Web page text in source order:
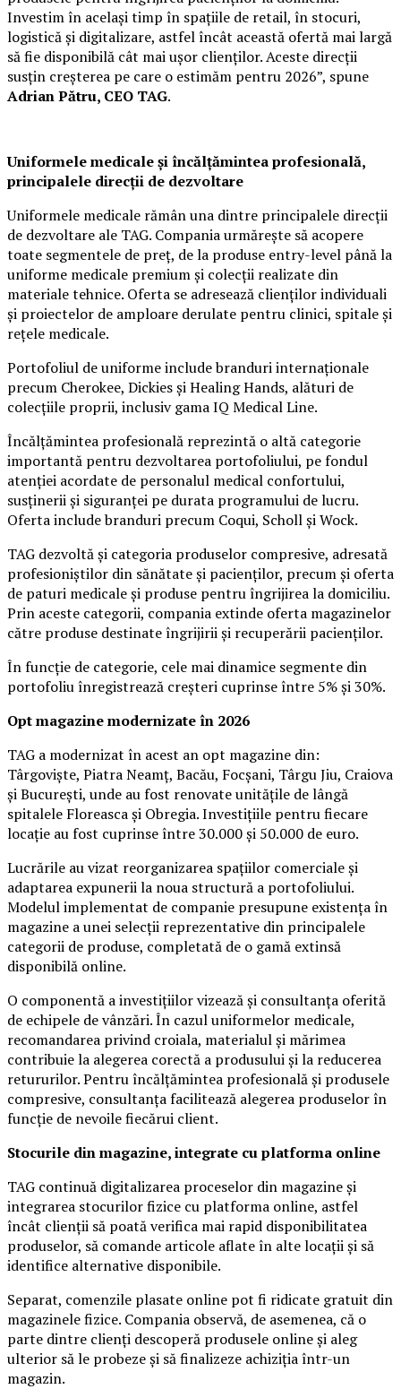
Investim în același timp în spațiile de retail, în stocuri,
logistică și digitalizare, astfel încât această ofertă mai largă
să fie disponibilă cât mai ușor clienților. Aceste direcții
susțin creșterea pe care o estimăm pentru 2026”, spune
Adrian Pătru, CEO TAG.
Uniformele medicale și încălțămintea profesională,
principalele direcții de dezvoltare
Uniformele medicale rămân una dintre principalele direcții
de dezvoltare ale TAG. Compania urmărește să acopere
toate segmentele de preț, de la produse entry-level până la
uniforme medicale premium și colecții realizate din
materiale tehnice. Oferta se adresează clienților individuali
și proiectelor de amploare derulate pentru clinici, spitale și
rețele medicale.
Portofoliul de uniforme include branduri internaționale
precum Cherokee, Dickies și Healing Hands, alături de
colecțiile proprii, inclusiv gama IQ Medical Line.
Încălțămintea profesională reprezintă o altă categorie
importantă pentru dezvoltarea portofoliului, pe fondul
atenției acordate de personalul medical confortului,
susținerii și siguranței pe durata programului de lucru.
Oferta include branduri precum Coqui, Scholl și Wock.
TAG dezvoltă și categoria produselor compresive, adresată
profesioniștilor din sănătate și pacienților, precum și oferta
de paturi medicale și produse pentru îngrijirea la domiciliu.
Prin aceste categorii, compania extinde oferta magazinelor
către produse destinate îngrijirii și recuperării pacienților.
În funcție de categorie, cele mai dinamice segmente din
portofoliu înregistrează creșteri cuprinse între 5% și 30%.
Opt magazine modernizate în 2026
TAG a modernizat în acest an opt magazine din:
Târgoviște, Piatra Neamț, Bacău, Focșani, Târgu Jiu, Craiova
și București, unde au fost renovate unitățile de lângă
spitalele Floreasca și Obregia. Investițiile pentru fiecare
locație au fost cuprinse între 30.000 și 50.000 de euro.
Lucrările au vizat reorganizarea spațiilor comerciale și
adaptarea expunerii la noua structură a portofoliului.
Modelul implementat de companie presupune existența în
magazine a unei selecții reprezentative din principalele
categorii de produse, completată de o gamă extinsă
disponibilă online.
O componentă a investițiilor vizează și consultanța oferită
de echipele de vânzări. În cazul uniformelor medicale,
recomandarea privind croiala, materialul și mărimea
contribuie la alegerea corectă a produsului și la reducerea
retururilor. Pentru încălțămintea profesională și produsele
compresive, consultanța facilitează alegerea produselor în
funcție de nevoile fiecărui client.
Stocurile din magazine, integrate cu platforma online
TAG continuă digitalizarea proceselor din magazine și
integrarea stocurilor fizice cu platforma online, astfel
încât clienții să poată verifica mai rapid disponibilitatea
produselor, să comande articole aflate în alte locații și să
identifice alternative disponibile.
Separat, comenzile plasate online pot fi ridicate gratuit din
magazinele fizice. Compania observă, de asemenea, că o
parte dintre clienți descoperă produsele online și aleg
ulterior să le probeze și să finalizeze achiziția într-un
magazin.